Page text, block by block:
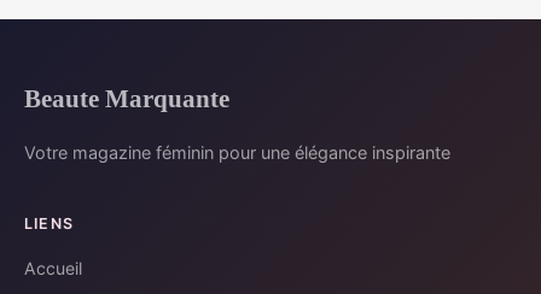
Beaute Marquante
Votre magazine féminin pour une élégance inspirante
LIENS
Accueil